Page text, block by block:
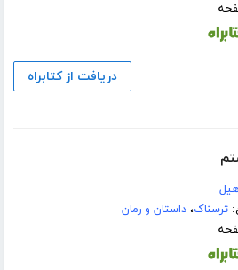
دریافت از کتابراه
ترسناک،داستان و رمان